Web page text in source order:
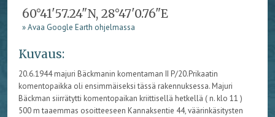
60°41'57.24"N, 28°47'0.76"E
» Avaa Google Earth ohjelmassa
Kuvaus:
20.6.1944 majuri Bäckmanin komentaman II P/20.Prikaatin
komentopaikka oli ensimmäiseksi tässä rakennuksessa. Majuri
Bäckman siirrätytti komentopaikan kriittisellä hetkellä ( n. klo 11 )
500 m taaemmas osoitteeseen Kannaksentie 44, väärinkäsitysten